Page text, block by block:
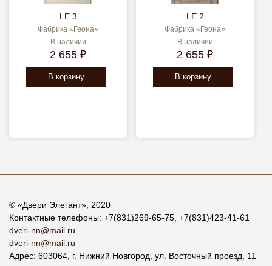
LE 3
Фабрика «Геона»
В наличии
2 655 ₽
В корзину
LE 2
Фабрика «Геона»
В наличии
2 655 ₽
В корзину
© «Двери Элегант», 2020
Контактные телефоны: +7(831)269-65-75 +7(831)423-41-61
dveri-nn@mail.ru
dveri-nn@mail.ru
Адрес: 603064 , г. Нижний Новгород ул. Восточный проезд, 11